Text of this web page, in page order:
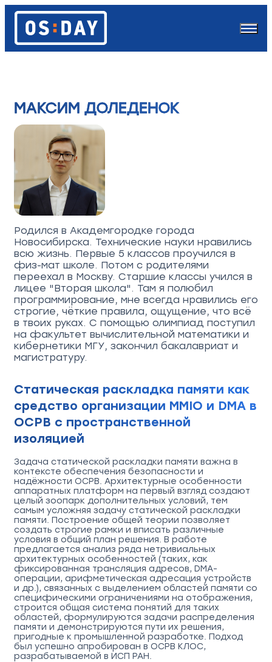
МАКСИМ ДОЛЕДЕНОК
Родился в Академгородке города
Новосибирска. Технические науки нравились
всю жизнь. Первые 5 классов проучился в
физ-мат школе. Потом с родителями
переехал в Москву. Старшие классы учился в
лицее "Вторая школа". Там я полюбил
программирование, мне всегда нравились его
строгие, чёткие правила, ощущение, что всё
в твоих руках. С помощью олимпиад поступил
на факультет вычислительной математики и
кибернетики МГУ, закончил бакалавриат и
магистратуру.
Статическая раскладка памяти как
средство организации MMIO и DMA в
ОСРВ с пространственной
изоляцией
Задача статической раскладки памяти важна в
контексте обеспечения безопасности и
надёжности ОСРВ. Архитектурные особенности
аппаратных платформ на первый взгляд создают
целый зоопарк дополнительных условий, тем
самым усложняя задачу статической раскладки
памяти. Построение общей теории позволяет
создать строгие рамки и вписать различные
условия в общий план решения. В работе
предлагается анализ ряда нетривиальных
архитектурных особенностей (таких, как
фиксированная трансляция адресов, DMA-
операции, арифметическая адресация устройств
и др.), связанных с выделением областей памяти со
специфическими ограничениями на отображения,
строится общая система понятий для таких
областей, формулируются задачи распределения
памяти и демонстрируются пути их решения,
пригодные к промышленной разработке. Подход
был успешно апробирован в ОСРВ КЛОС,
разрабатываемой в ИСП РАН.